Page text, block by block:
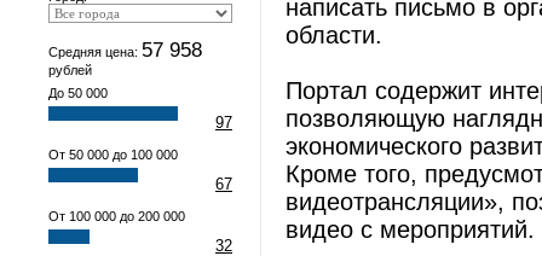
Средняя цена: 57 958
рублей
До 50 000
97
От 50 000 до 100 000
67
От 100 000 до 200 000
32
написать письмо в
области.
Портал содержит
позволяющую
экономического
Кроме того,
видеотрансляции»,
видео с мероприятий.